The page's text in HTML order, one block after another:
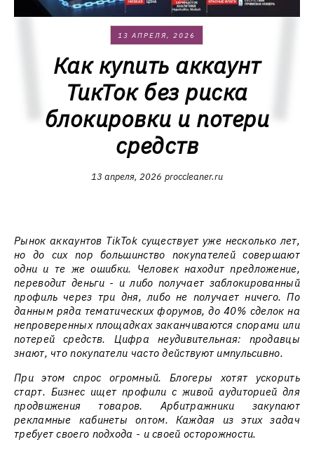
13 АПРЕЛЯ, 2026
Как купить аккаунт
ТикТок без риска
блокировки и потери
средств
13 апреля, 2026 proccleaner.ru
Рынок аккаунтов TikTok существует уже несколько лет,
но до сих пор большинство покупателей совершают
одни и те же ошибки. Человек находит предложение,
переводит деньги - и либо получает заблокированный
профиль через три дня, либо не получает ничего. По
данным ряда тематических форумов, до 40% сделок на
непроверенных площадках заканчиваются спорами или
потерей средств. Цифра неудивительная: продавцы
знают, что покупатели часто действуют импульсивно.
При этом спрос огромный. Блогеры хотят ускорить
старт. Бизнес ищет профили с живой аудиторией для
продвижения товаров. Арбитражники закупают
рекламные кабинеты оптом. Каждая из этих задач
требует своего подхода - и своей осторожности.